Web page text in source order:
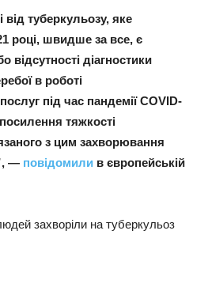
від туберкульозу, яке
році, швидше за все, є
відсутності діагностики
в роботі
під час пандемії COVID-
тяжкості
з цим захворювання
— повідомили в європейській
захворіли на туберкульоз